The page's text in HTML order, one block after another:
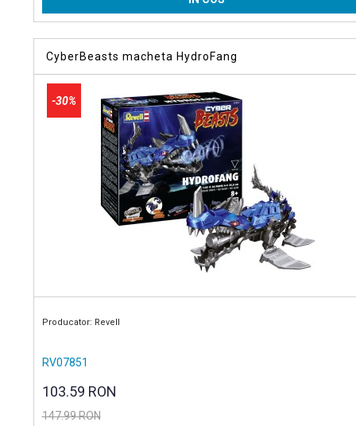
CyberBeasts macheta HydroFang
-30%
Producator: Revell
RV07851
103.59 RON
147.99 RON